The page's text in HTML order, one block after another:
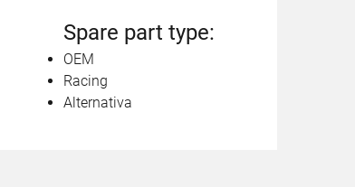
Spare part type:
OEM
Racing
Alternativa